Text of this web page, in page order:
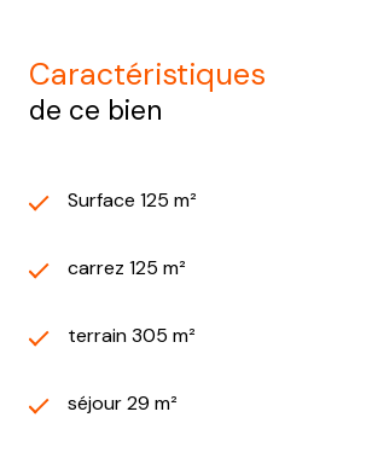
caractéristiques
de ce bien
Surface 125 m²
carrez 125 m²
terrain 305 m²
séjour 29 m²